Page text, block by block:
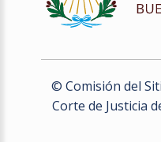
© Comisión del
Corte de Justicia